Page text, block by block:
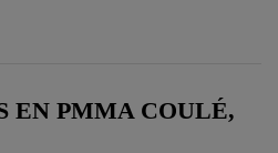
EN PMMA COULÉ,